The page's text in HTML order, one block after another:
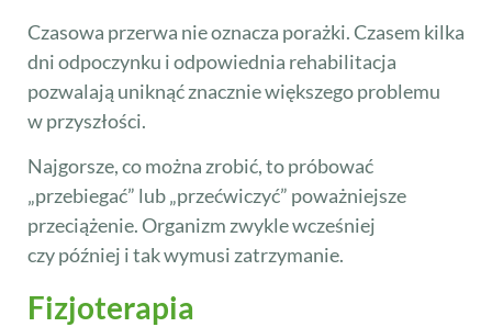
Czasowa przerwa nie oznacza porażki. Czasem kilka
dni odpoczynku i odpowiednia rehabilitacja
pozwalają uniknąć znacznie większego problemu
w przyszłości.
Najgorsze, co można zrobić, to próbować
„przebiegać” lub „przećwiczyć” poważniejsze
przeciążenie. Organizm zwykle wcześniej
czy później i tak wymusi zatrzymanie.
Fizjoterapia